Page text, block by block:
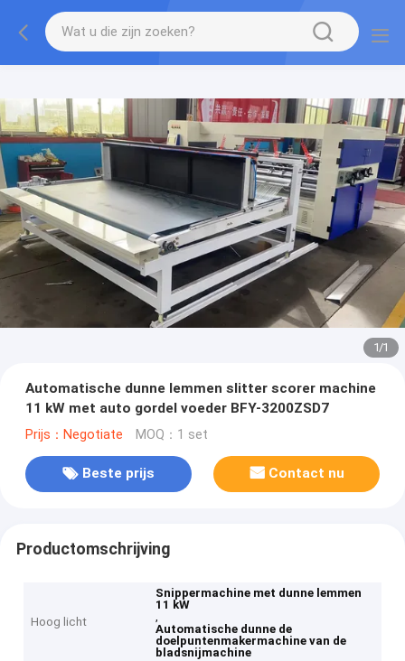
1/1
Automatische dunne lemmen slitter scorer machine
11 kW met auto gordel voeder BFY-3200ZSD7
Prijs：Negotiate MOQ：1 set
Beste prijs Contact nu
Productomschrijving
Hoog licht
Snippermachine met dunne lemmen
11 kW
,
Automatische dunne de
doelpuntenmakermachine van de
bladsnijmachine